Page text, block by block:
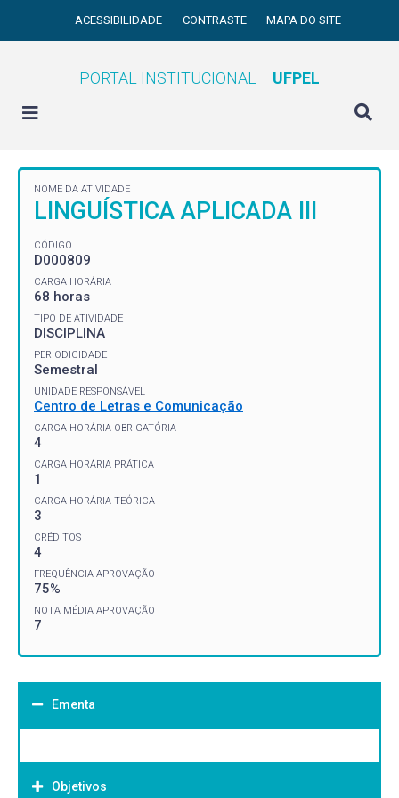
ACESSIBILIDADE CONTRASTE MAPA DO SITE
PORTAL INSTITUCIONAL UFPEL
NOME DA ATIVIDADE
LINGUÍSTICA APLICADA III
CÓDIGO
D000809
CARGA HORÁRIA
68 horas
TIPO DE ATIVIDADE
DISCIPLINA
PERIODICIDADE
Semestral
UNIDADE RESPONSÁVEL
Centro de Letras e Comunicação
CARGA HORÁRIA OBRIGATÓRIA
4
CARGA HORÁRIA PRÁTICA
1
CARGA HORÁRIA TEÓRICA
3
CRÉDITOS
4
FREQUÊNCIA APROVAÇÃO
75%
NOTA MÉDIA APROVAÇÃO
7
Ementa
Objetivos